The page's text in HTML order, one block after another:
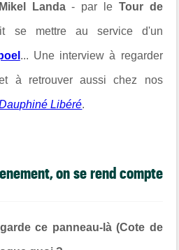
Mikel Landa- par le Tour de
se mettre au service d'un
... Une interview à regarder
à retrouver aussi chez nos
Libéré.
on se rend compte
ce panneau-là (Cote de